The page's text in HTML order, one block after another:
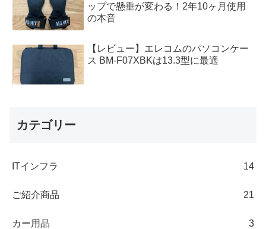
ップで懸垂が変わる！2年10ヶ月使用
の本音
【レビュー】エレコムのパソコンケー
ス BM-F07XBKは13.3型に最適
カテゴリー
ITインフラ 14
ご紹介商品 21
カー用品 3